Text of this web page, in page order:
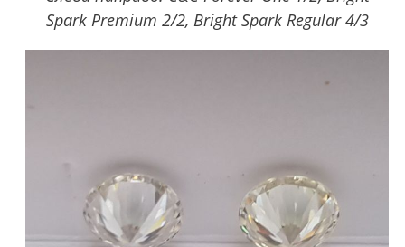
Spark Premium 2/2, Bright Spark Regular 4/3